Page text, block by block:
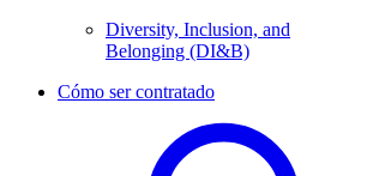
Diversity, Inclusion, and
Belonging (DI&B)
Cómo ser contratado